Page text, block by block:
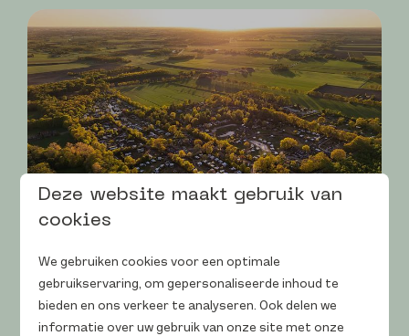
Al drie generaties lang is Si-Es-An een plek in het
Reestdal waar families thuiskomen.
Deze website maakt gebruik van
cookies
We gebruiken cookies voor een optimale
gebruikservaring, om gepersonaliseerde inhoud te
bieden en ons verkeer te analyseren. Ook delen we
informatie over uw gebruik van onze site met onze